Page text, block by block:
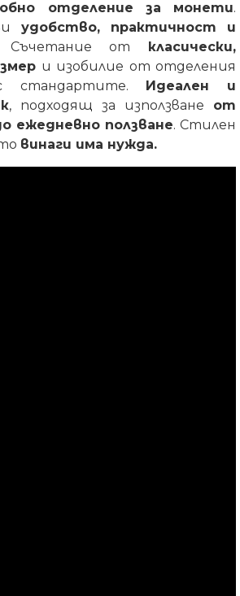
отделение за монети.
удобство, практичност и
Съчетание от класически,
и изобилие от отделения
стандартите. Идеален и
, подходящ за използване от
ежедневно ползване. Стилен
винаги има нужда.